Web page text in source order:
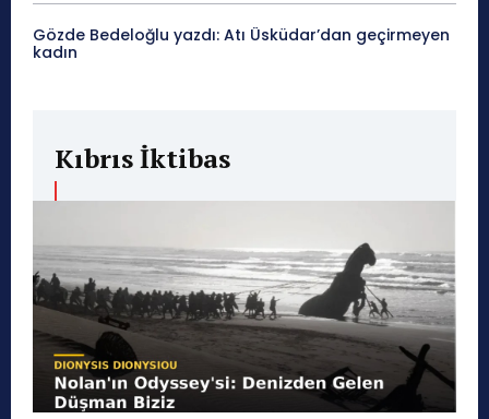
Gözde Bedeloğlu yazdı: Atı Üsküdar’dan geçirmeyen
kadın
Kıbrıs İktibas